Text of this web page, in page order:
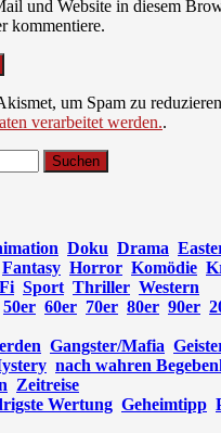
und Website in diesem
kommentiere.
um Spam zu
verarbeitet werden..
Doku Drama
Fantasy Horror Komödie
Sport Thriller Western
50er 60er 70er 80er 90er
Gangster/Mafia
nach wahren
Zeitreise
Wertung Geheimtipp